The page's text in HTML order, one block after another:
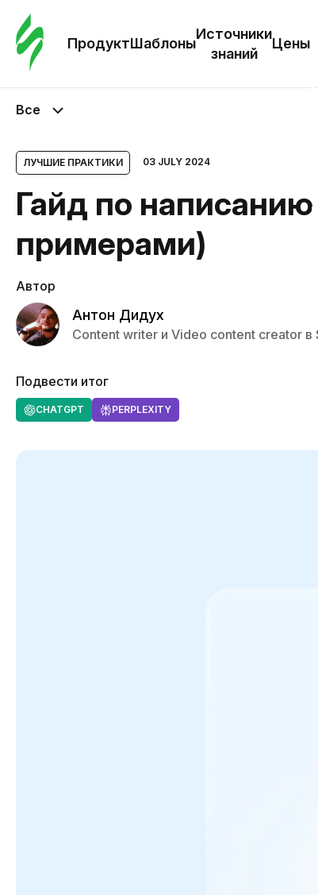
ПродуктШаблоны
Источники
знаний
Цены
Все
ЛУЧШИЕ ПРАКТИКИ 03 JULY 2024
Гайд по
примерами)
Автор
Антон Дидух
Content writer и Video content creator в
Подвести итог
CHATGPT PERPLEXITY